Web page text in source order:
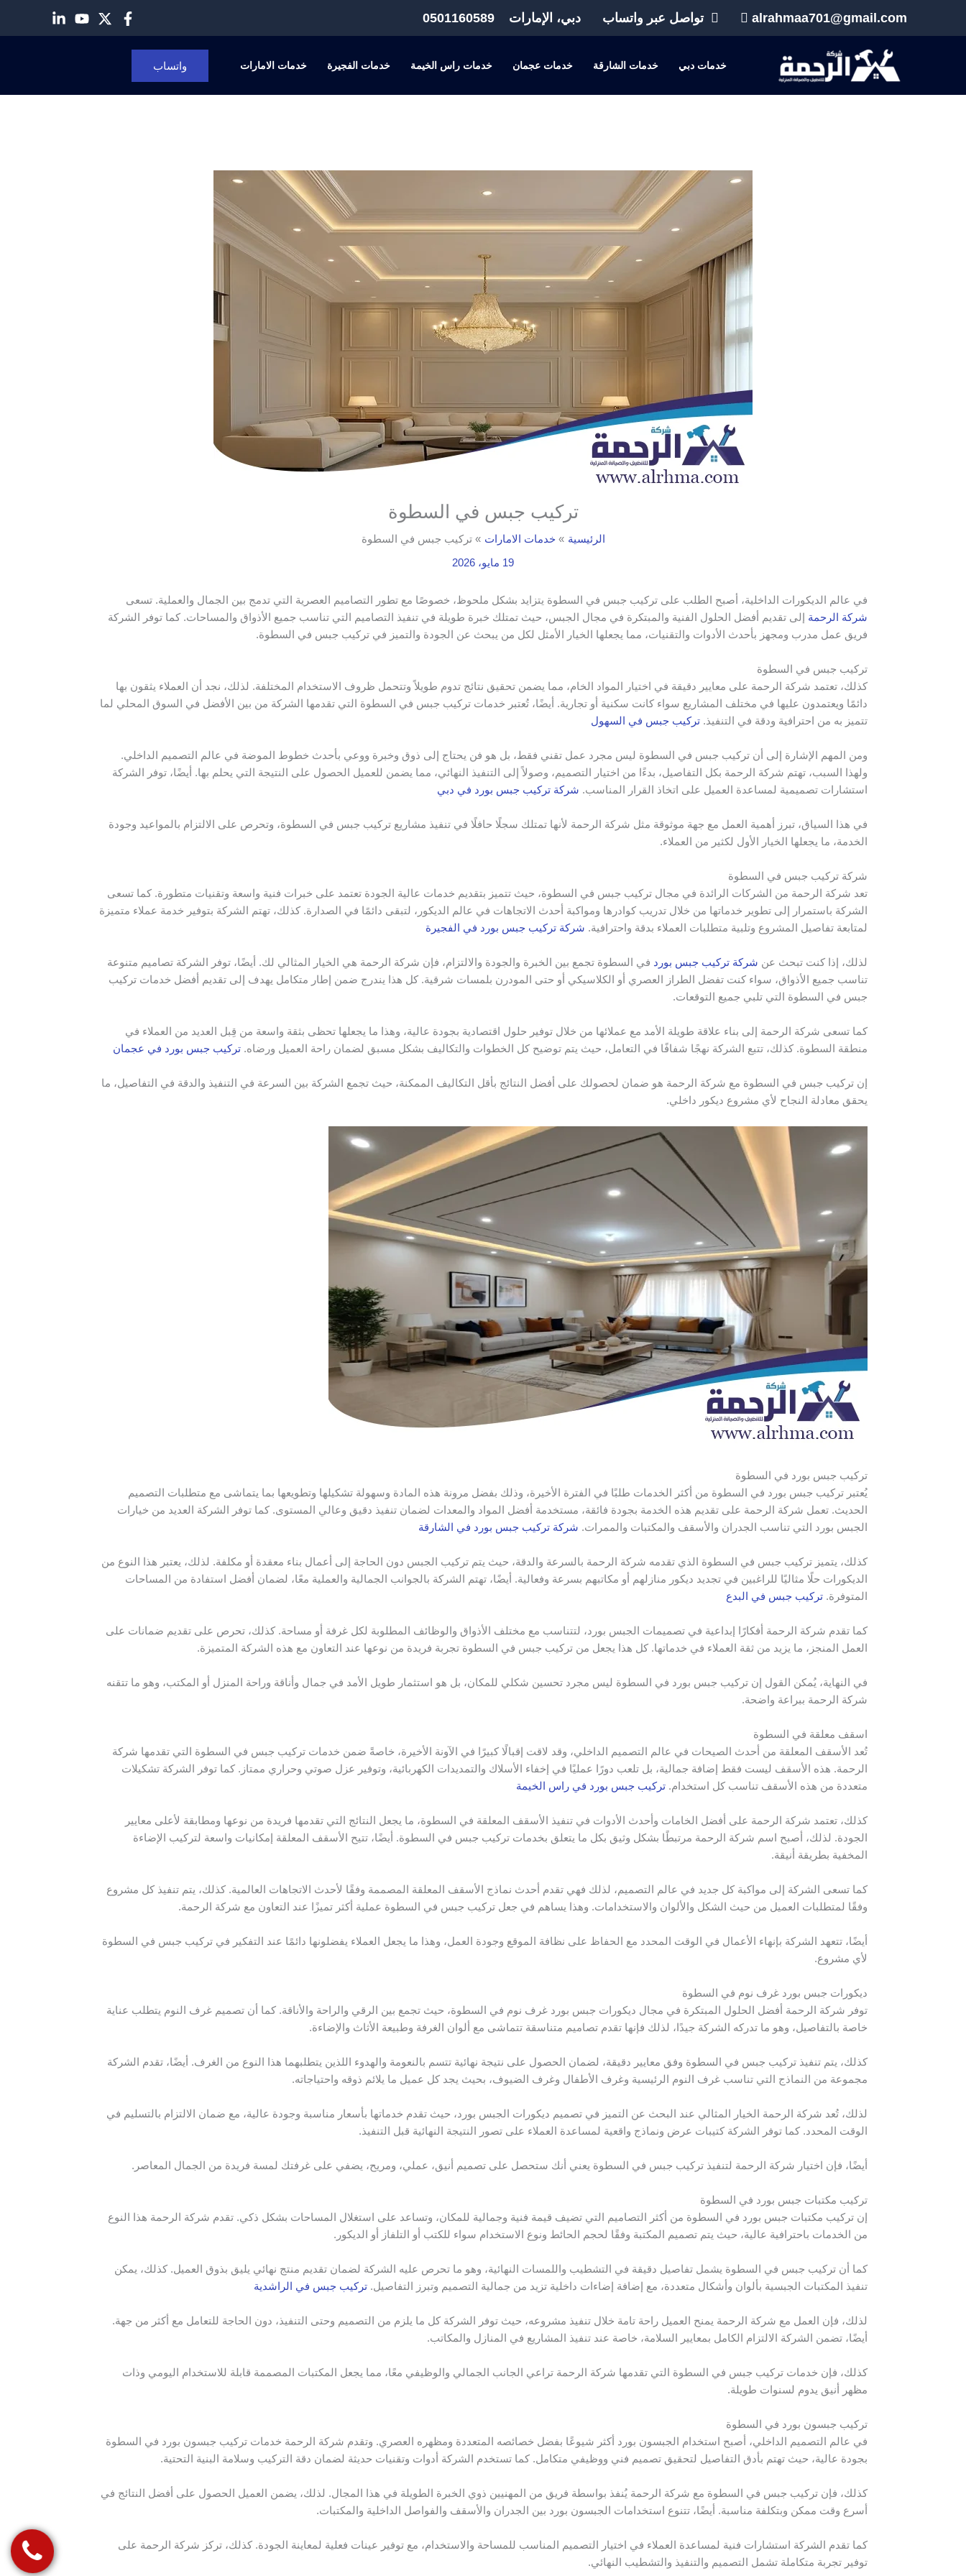
alrahmaa701@gmail.com تواصل عبر واتساب دبي، الإمارات 0501160589
خدمات دبي خدمات الشارقة خدمات عجمان خدمات راس الخيمة خدمات الفجيرة خدمات الامارات واتساب
تركيب جبس في السطوة
الرئيسية خدمات الامارات
تركيب جبس في السطوة
19 مايو، 2026
في عالم الديكورات الداخلية، أصبح الطلب على تركيب جبس في السطوة يتزايد بشكل ملحوظ، خصوصًا مع تطور التصاميم العصرية التي تدمج بين الجمال والعملية. تسعى
شركة الرحمة إلى تقديم أفضل الحلول الفنية والمبتكرة في مجال الجبس، حيث تمتلك خبرة طويلة في تنفيذ التصاميم التي تناسب جميع الأذواق والمساحات. كما توفر الشركة
فريق عمل مدرب ومجهز بأحدث الأدوات والتقنيات، مما يجعلها الخيار الأمثل لكل من يبحث عن الجودة والتميز في تركيب جبس في السطوة.
تركيب جبس في السطوة
كذلك، تعتمد شركة الرحمة على معايير دقيقة في اختيار المواد الخام، مما يضمن تحقيق نتائج تدوم طويلاً وتتحمل ظروف الاستخدام المختلفة. لذلك، نجد أن العملاء يثقون بها
دائمًا ويعتمدون عليها في مختلف المشاريع سواء كانت سكنية أو تجارية. أيضًا، تُعتبر خدمات تركيب جبس في السطوة التي تقدمها الشركة من بين الأفضل في السوق المحلي لما
تتميز به من احترافية ودقة في التنفيذ. تركيب جبس في السهول
ومن المهم الإشارة إلى أن تركيب جبس في السطوة ليس مجرد عمل تقني فقط، بل هو فن يحتاج إلى ذوق وخبرة ووعي بأحدث خطوط الموضة في عالم التصميم الداخلي.
ولهذا السبب، تهتم شركة الرحمة بكل التفاصيل، بدءًا من اختيار التصميم، وصولاً إلى التنفيذ النهائي، مما يضمن للعميل الحصول على النتيجة التي يحلم بها. أيضًا، توفر الشركة
استشارات تصميمية لمساعدة العميل على اتخاذ القرار المناسب. شركة تركيب جبس بورد في دبي
في هذا السياق، تبرز أهمية العمل مع جهة موثوقة مثل شركة الرحمة لأنها تمتلك سجلًا حافلًا في تنفيذ مشاريع تركيب جبس في السطوة، وتحرص على الالتزام بالمواعيد وجودة
الخدمة، ما يجعلها الخيار الأول لكثير من العملاء.
شركة تركيب جبس في السطوة
تعد شركة الرحمة من الشركات الرائدة في مجال تركيب جبس في السطوة، حيث تتميز بتقديم خدمات عالية الجودة تعتمد على خبرات فنية واسعة وتقنيات متطورة. كما تسعى
الشركة باستمرار إلى تطوير خدماتها من خلال تدريب كوادرها ومواكبة أحدث الاتجاهات في عالم الديكور، لتبقى دائمًا في الصدارة. كذلك، تهتم الشركة بتوفير خدمة عملاء متميزة
لمتابعة تفاصيل المشروع وتلبية متطلبات العملاء بدقة واحترافية. شركة تركيب جبس بورد في الفجيرة
لذلك، إذا كنت تبحث عن شركة تركيب جبس بورد في السطوة تجمع بين الخبرة والجودة والالتزام، فإن شركة الرحمة هي الخيار المثالي لك. أيضًا، توفر الشركة تصاميم متنوعة
تناسب جميع الأذواق، سواء كنت تفضل الطراز العصري أو الكلاسيكي أو حتى المودرن بلمسات شرقية. كل هذا يندرج ضمن إطار متكامل يهدف إلى تقديم أفضل خدمات تركيب
جبس في السطوة التي تلبي جميع التوقعات.
كما تسعى شركة الرحمة إلى بناء علاقة طويلة الأمد مع عملائها من خلال توفير حلول اقتصادية بجودة عالية، وهذا ما يجعلها تحظى بثقة واسعة من قِبل العديد من العملاء في
منطقة السطوة. كذلك، تتبع الشركة نهجًا شفافًا في التعامل، حيث يتم توضيح كل الخطوات والتكاليف بشكل مسبق لضمان راحة العميل ورضاه. تركيب جبس بورد في عجمان
إن تركيب جبس في السطوة مع شركة الرحمة هو ضمان لحصولك على أفضل النتائج بأقل التكاليف الممكنة، حيث تجمع الشركة بين السرعة في التنفيذ والدقة في التفاصيل، ما
يحقق معادلة النجاح لأي مشروع ديكور داخلي.
تركيب جبس بورد في السطوة
يُعتبر تركيب جبس بورد في السطوة من أكثر الخدمات طلبًا في الفترة الأخيرة، وذلك بفضل مرونة هذه المادة وسهولة تشكيلها وتطويعها بما يتماشى مع متطلبات التصميم
الحديث. تعمل شركة الرحمة على تقديم هذه الخدمة بجودة فائقة، مستخدمة أفضل المواد والمعدات لضمان تنفيذ دقيق وعالي المستوى. كما توفر الشركة العديد من خيارات
الجبس بورد التي تناسب الجدران والأسقف والمكتبات والممرات. شركة تركيب جبس بورد في الشارقة
كذلك، يتميز تركيب جبس في السطوة الذي تقدمه شركة الرحمة بالسرعة والدقة، حيث يتم تركيب الجبس دون الحاجة إلى أعمال بناء معقدة أو مكلفة. لذلك، يعتبر هذا النوع من
الديكورات حلًا مثاليًا للراغبين في تجديد ديكور منازلهم أو مكاتبهم بسرعة وفعالية. أيضًا، تهتم الشركة بالجوانب الجمالية والعملية معًا، لضمان أفضل استفادة من المساحات
المتوفرة. تركيب جبس في البدع
كما تقدم شركة الرحمة أفكارًا إبداعية في تصميمات الجبس بورد، لتتناسب مع مختلف الأذواق والوظائف المطلوبة لكل غرفة أو مساحة. كذلك، تحرص على تقديم ضمانات على
العمل المنجز، ما يزيد من ثقة العملاء في خدماتها. كل هذا يجعل من تركيب جبس في السطوة تجربة فريدة من نوعها عند التعاون مع هذه الشركة المتميزة.
في النهاية، يُمكن القول إن تركيب جبس بورد في السطوة ليس مجرد تحسين شكلي للمكان، بل هو استثمار طويل الأمد في جمال وأناقة وراحة المنزل أو المكتب، وهو ما تتقنه
شركة الرحمة ببراعة واضحة.
اسقف معلقة في السطوة
تُعد الأسقف المعلقة من أحدث الصيحات في عالم التصميم الداخلي، وقد لاقت إقبالًا كبيرًا في الآونة الأخيرة، خاصةً ضمن خدمات تركيب جبس في السطوة التي تقدمها شركة
الرحمة. هذه الأسقف ليست فقط إضافة جمالية، بل تلعب دورًا عمليًا في إخفاء الأسلاك والتمديدات الكهربائية، وتوفير عزل صوتي وحراري ممتاز. كما توفر الشركة تشكيلات
متعددة من هذه الأسقف تناسب كل استخدام. تركيب جبس بورد في راس الخيمة
كذلك، تعتمد شركة الرحمة على أفضل الخامات وأحدث الأدوات في تنفيذ الأسقف المعلقة في السطوة، ما يجعل النتائج التي تقدمها فريدة من نوعها ومطابقة لأعلى معايير
الجودة. لذلك، أصبح اسم شركة الرحمة مرتبطًا بشكل وثيق بكل ما يتعلق بخدمات تركيب جبس في السطوة. أيضًا، تتيح الأسقف المعلقة إمكانيات واسعة لتركيب الإضاءة
المخفية بطريقة أنيقة.
كما تسعى الشركة إلى مواكبة كل جديد في عالم التصميم، لذلك فهي تقدم أحدث نماذج الأسقف المعلقة المصممة وفقًا لأحدث الاتجاهات العالمية. كذلك، يتم تنفيذ كل مشروع
وفقًا لمتطلبات العميل من حيث الشكل والألوان والاستخدامات. وهذا يساهم في جعل تركيب جبس في السطوة عملية أكثر تميزًا عند التعاون مع شركة الرحمة.
أيضًا، تتعهد الشركة بإنهاء الأعمال في الوقت المحدد مع الحفاظ على نظافة الموقع وجودة العمل، وهذا ما يجعل العملاء يفضلونها دائمًا عند التفكير في تركيب جبس في السطوة
لأي مشروع.
ديكورات جبس بورد غرف نوم في السطوة
توفر شركة الرحمة أفضل الحلول المبتكرة في مجال ديكورات جبس بورد غرف نوم في السطوة، حيث تجمع بين الرقي والراحة والأناقة. كما أن تصميم غرف النوم يتطلب عناية
خاصة بالتفاصيل، وهو ما تدركه الشركة جيدًا، لذلك فإنها تقدم تصاميم متناسقة تتماشى مع ألوان الغرفة وطبيعة الأثاث والإضاءة.
كذلك، يتم تنفيذ تركيب جبس في السطوة وفق معايير دقيقة، لضمان الحصول على نتيجة نهائية تتسم بالنعومة والهدوء اللذين يتطلبهما هذا النوع من الغرف. أيضًا، تقدم الشركة
مجموعة من النماذج التي تناسب غرف النوم الرئيسية وغرف الأطفال وغرف الضيوف، بحيث يجد كل عميل ما يلائم ذوقه واحتياجاته.
لذلك، تُعد شركة الرحمة الخيار المثالي عند البحث عن التميز في تصميم ديكورات الجبس بورد، حيث تقدم خدماتها بأسعار مناسبة وجودة عالية، مع ضمان الالتزام بالتسليم في
الوقت المحدد. كما توفر الشركة كتيبات عرض ونماذج واقعية لمساعدة العملاء على تصور النتيجة النهائية قبل التنفيذ.
أيضًا، فإن اختيار شركة الرحمة لتنفيذ تركيب جبس في السطوة يعني أنك ستحصل على تصميم أنيق، عملي، ومريح، يضفي على غرفتك لمسة فريدة من الجمال المعاصر.
تركيب مكتبات جبس بورد في السطوة
إن تركيب مكتبات جبس بورد في السطوة من أكثر التصاميم التي تضيف قيمة فنية وجمالية للمكان، وتساعد على استغلال المساحات بشكل ذكي. تقدم شركة الرحمة هذا النوع
من الخدمات باحترافية عالية، حيث يتم تصميم المكتبة وفقًا لحجم الحائط ونوع الاستخدام سواء للكتب أو التلفاز أو الديكور.
كما أن تركيب جبس في السطوة يشمل تفاصيل دقيقة في التشطيب واللمسات النهائية، وهو ما تحرص عليه الشركة لضمان تقديم منتج نهائي يليق بذوق العميل. كذلك، يمكن
تنفيذ المكتبات الجبسية بألوان وأشكال متعددة، مع إضافة إضاءات داخلية تزيد من جمالية التصميم وتبرز التفاصيل. تركيب جبس في الراشدية
لذلك، فإن العمل مع شركة الرحمة يمنح العميل راحة تامة خلال تنفيذ مشروعه، حيث توفر الشركة كل ما يلزم من التصميم وحتى التنفيذ، دون الحاجة للتعامل مع أكثر من جهة.
أيضًا، تضمن الشركة الالتزام الكامل بمعايير السلامة، خاصة عند تنفيذ المشاريع في المنازل والمكاتب.
كذلك، فإن خدمات تركيب جبس في السطوة التي تقدمها شركة الرحمة تراعي الجانب الجمالي والوظيفي معًا، مما يجعل المكتبات المصممة قابلة للاستخدام اليومي وذات
مظهر أنيق يدوم لسنوات طويلة.
تركيب جبسون بورد في السطوة
في عالم التصميم الداخلي، أصبح استخدام الجبسون بورد أكثر شيوعًا بفضل خصائصه المتعددة ومظهره العصري. وتقدم شركة الرحمة خدمات تركيب جبسون بورد في السطوة
بجودة عالية، حيث تهتم بأدق التفاصيل لتحقيق تصميم فني ووظيفي متكامل. كما تستخدم الشركة أدوات وتقنيات حديثة لضمان دقة التركيب وسلامة البنية التحتية.
كذلك، فإن تركيب جبس في السطوة مع شركة الرحمة يُنفذ بواسطة فريق من المهنيين ذوي الخبرة الطويلة في هذا المجال. لذلك، يضمن العميل الحصول على أفضل النتائج في
أسرع وقت ممكن وبتكلفة مناسبة. أيضًا، تتنوع استخدامات الجبسون بورد بين الجدران والأسقف والفواصل الداخلية والمكتبات.
كما تقدم الشركة استشارات فنية لمساعدة العملاء في اختيار التصميم المناسب للمساحة والاستخدام، مع توفير عينات فعلية لمعاينة الجودة. كذلك، تركز شركة الرحمة على
توفير تجربة متكاملة تشمل التصميم والتنفيذ والتشطيب النهائي.